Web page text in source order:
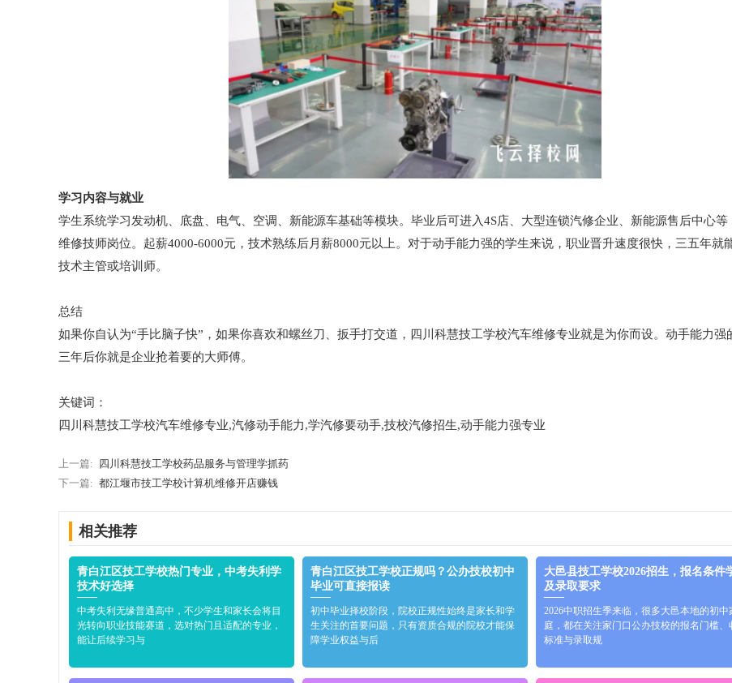
学习内容与就业
学生系统学习发动机、底盘、电气、空调、新能源车基础等模块。毕业后可进入4S店、大型连锁汽修企业、新能源售后中心等
维修技师岗位。起薪4000-6000元，技术熟练后月薪8000元以上。对于动手能力强的学生来说，职业晋升速度很快，三五年就
技术主管或培训师。
总结
如果你自认为“手比脑子快”，如果你喜欢和螺丝刀、扳手打交道，四川科慧技工学校汽车维修专业就是为你而设。动手能力强
三年后你就是企业抢着要的大师傅。
关键词：
四川科慧技工学校汽车维修专业,汽修动手能力,学汽修要动手,技校汽修招生,动手能力强专业
上一篇: 四川科慧技工学校药品服务与管理学抓药
下一篇: 都江堰市技工学校计算机维修开店赚钱
相关推荐
青白江区技工学校热门专业，中考失利学
技术好选择
中考失利无缘普通高中，不少学生和家长会将目
光转向职业技能赛道，选对热门且适配的专业，
能让后续学习与
青白江区技工学校正规吗？公办技校初中
毕业可直接报读
初中毕业择校阶段，院校正规性始终是家长和学
生关注的首要问题，只有资质合规的院校才能保
障学业权益与后
大邑县技工学校2026招生，报名条件
及录取要求
2026中职招生季来临，很多大邑本地的初中
庭，都在关注家门口公办技校的报名门槛、
标准与录取规